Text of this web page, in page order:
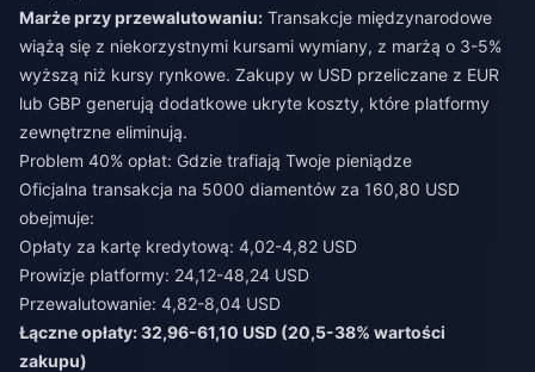
Marże przy przewalutowaniu: Transakcje międzynarodowe
wiążą się z niekorzystnymi kursami wymiany, z marżą o 3-5%
wyższą niż kursy rynkowe. Zakupy w USD przeliczane z EUR
lub GBP generują dodatkowe ukryte koszty, które platformy
zewnętrzne eliminują.
Problem 40% opłat: Gdzie trafiają Twoje pieniądze
Oficjalna transakcja na 5000 diamentów za 160,80 USD
obejmuje:
Opłaty za kartę kredytową: 4,02-4,82 USD
Prowizje platformy: 24,12-48,24 USD
Przewalutowanie: 4,82-8,04 USD
Łączne opłaty: 32,96-61,10 USD (20,5-38% wartości
zakupu)